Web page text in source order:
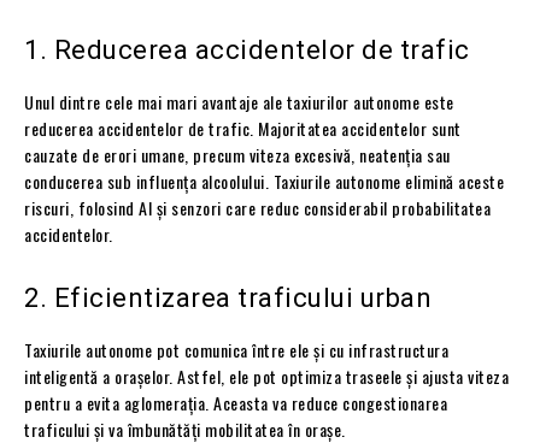
1. Reducerea accidentelor de trafic
Unul dintre cele mai mari avantaje ale taxiurilor autonome este
reducerea accidentelor de trafic. Majoritatea accidentelor sunt
cauzate de erori umane, precum viteza excesivă, neatenția sau
conducerea sub influența alcoolului. Taxiurile autonome elimină aceste
riscuri, folosind AI și senzori care reduc considerabil probabilitatea
accidentelor.
2. Eficientizarea traficului urban
Taxiurile autonome pot comunica între ele și cu infrastructura
inteligentă a orașelor. Astfel, ele pot optimiza traseele și ajusta viteza
pentru a evita aglomerația. Aceasta va reduce congestionarea
traficului și va îmbunătăți mobilitatea în orașe.